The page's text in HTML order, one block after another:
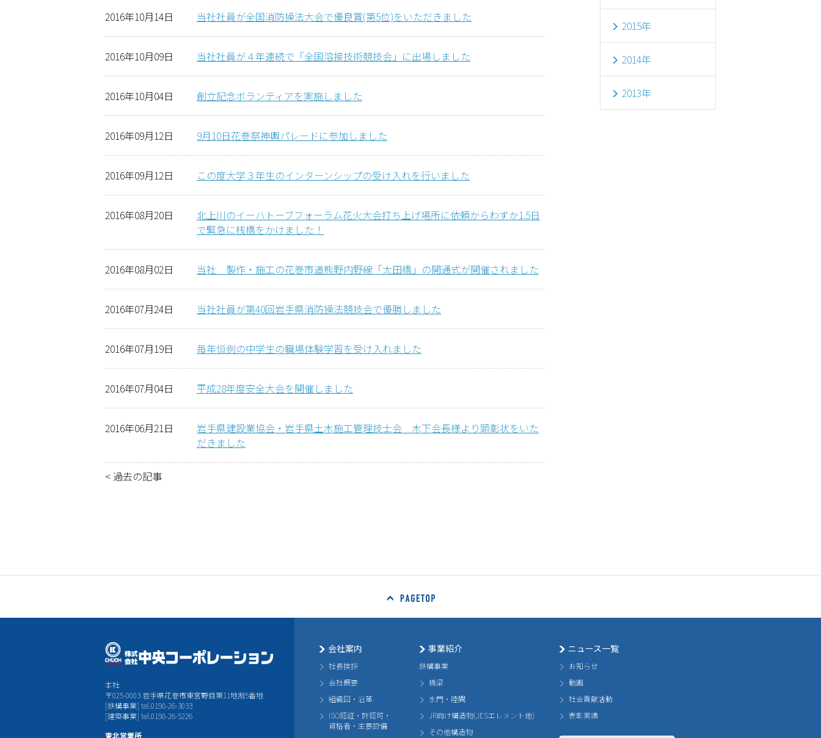
2015年
2014年
2013年
2016年10月14日 当社社員が全国消防操法大会で優良賞(第5位)をいただきました
2016年10月09日 当社社員が４年連続で「全国溶接技術競技会」に出場しました
2016年10月04日 創立記念ボランティアを実施しました
2016年09月12日 9月10日花巻祭神輿パレードに参加しました
2016年09月12日 この度大学３年生のインターンシップの受け入れを行いました
2016年08月20日
北上川のイーハトーブフォーラム花火大会打ち上げ場所に依頼からわずか1.5日
で緊急に桟橋をかけました！
2016年08月02日 当社 製作・施工の花巻市道熊野内野線「太田橋」の開通式が開催されました
2016年07月24日 当社社員が第40回岩手県消防操法競技会で優勝しました
2016年07月19日 毎年恒例の中学生の職場体験学習を受け入れました
2016年07月04日 平成28年度安全大会を開催しました
2016年06月21日
岩手県建設業協会・岩手県土木施工管理技士会 木下会長様より顕彰状をいた
だきました
<過去の記事
本社
〒025-0003 岩手県花巻市東宮野目第11地割5番地
[鉄構事業] tel.0198-26-3033
[建築事業] tel.0198-26-5226
東北営業所
会社案内
社長挨拶
会社概要
組織図・沿革
ISO認証・許認可・
資格者・主要設備
事業紹介
鉄構事業
橋梁
水門・陸閘
JR向け構造物(JESエレメント他)
その他構造物
ニュース一覧
お知らせ
動画
社会貢献活動
表彰実績